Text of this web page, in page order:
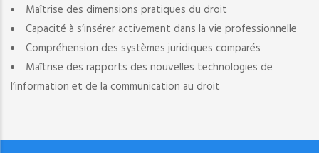
Maîtrise des dimensions pratiques du droit
Capacité à s’insérer activement dans la vie professionnelle
Compréhension des systèmes juridiques comparés
Maîtrise des rapports des nouvelles technologies de
l’information et de la communication au droit